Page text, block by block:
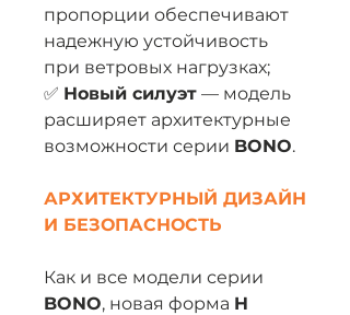
пропорции обеспечивают
надежную устойчивость
при ветровых нагрузках;
✅ Новый силуэт — модель
расширяет архитектурные
возможности серии BONO.
АРХИТЕКТУРНЫЙ ДИЗАЙН
И БЕЗОПАСНОСТЬ
Как и все модели серии
BONO, новая форма H